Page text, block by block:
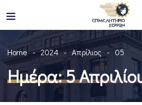
Home 2024 Απρίλιος 05
Ημέρα:5